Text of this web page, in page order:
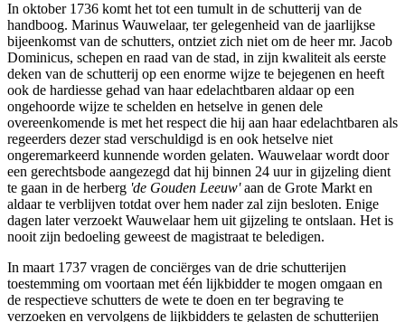
In oktober 1736 komt het tot een tumult in de schutterij van de
handboog. Marinus Wauwelaar, ter gelegenheid van de jaarlijkse
bijeenkomst van de schutters, ontziet zich niet om de heer mr. Jacob
Dominicus, schepen en raad van de stad, in zijn kwaliteit als eerste
deken van de schutterij op een enorme wijze te bejegenen en heeft
ook de hardiesse gehad van haar edelachtbaren aldaar op een
ongehoorde wijze te schelden en hetselve in genen dele
overeenkomende is met het respect die hij aan haar edelachtbaren als
regeerders dezer stad verschuldigd is en ook hetselve niet
ongeremarkeerd kunnende worden gelaten. Wauwelaar wordt door
een gerechtsbode aangezegd dat hij binnen 24 uur in gijzeling dient
te gaan in de herberg 'de Gouden Leeuw'aan de Grote Markt en
aldaar te verblijven totdat over hem nader zal zijn besloten. Enige
dagen later verzoekt Wauwelaar hem uit gijzeling te ontslaan. Het is
nooit zijn bedoeling geweest de magistraat te beledigen.
In maart 1737 vragen de conciërges van de drie schutterijen
toestemming om voortaan met één lijkbidder te mogen omgaan en
de respectieve schutters de wete te doen en ter begraving te
verzoeken en vervolgens de lijkbidders te gelasten de schutterijen